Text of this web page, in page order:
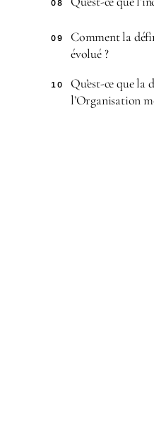
08
09
Comment la
évolué ?
10
Qu’est-ce que
l’Organisation